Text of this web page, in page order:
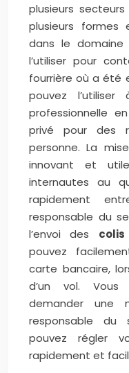
plusieurs
plusieurs
dans le domaine
l’utiliser pour
fourrière où a été
pouvez
professionnelle
privé pour des
personne. La
innovant et
internautes au
rapidement
responsable du
l’envoi des colis
pouvez
carte bancaire,
d’un vol. Vous
demander une
responsable du
pouvez régler
rapidement et